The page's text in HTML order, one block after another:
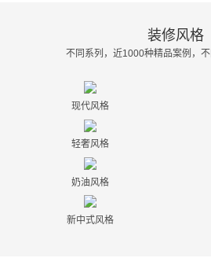
装修风格
不同系列，近1000种精品案例，
现代风格
轻奢风格
奶油风格
新中式风格